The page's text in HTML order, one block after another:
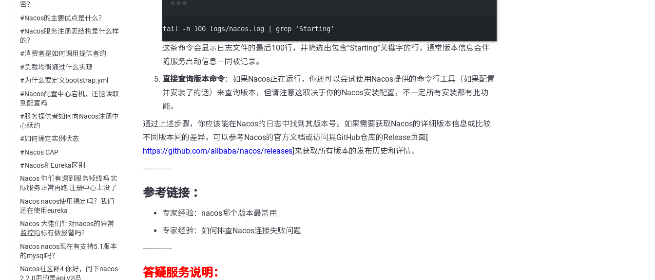
密？
#Nacos的主要优点是什么？
#Nacos服务注册表结构是什么样
的？
#消费者是如何调用提供者的
#负载均衡通过什么实现
#为什么要定义bootstrap.yml
#Nacos配置中心宕机，还能读取
到配置吗
#服务提供者如何向Nacos注册中
心续约
#如何确定实例状态
#Nacos CAP
#Nacos和Eureka区别
Nacos 你们有遇到服务掉线吗 实
际服务正常再跑 注册中心上没了
Nacos nacos使用稳定吗？我们
还在使用eureka
Nacos 大佬们针对nacos的异常
监控指标有做报警吗？
Nacos nacos现在有支持5.1版本
的mysql吗？
Nacos社区群4 你好，问下nacos
2.2.0用的是api v2吗
tail -n 100 logs/nacos.log grep 'Starting'
这条命令会显示日志文件的最后100行，并筛选出包含“Starting”关键字的行，通常版本信息会伴
随服务启动信息一同被记录。
直接查询版本命令：如果Nacos正在运行，你还可以尝试使用Nacos提供的命令行工具（如果配置
并安装了的话）来查询版本，但请注意这取决于你的Nacos安装配置，不一定所有安装都有此功
能。
通过上述步骤，你应该能在Nacos的日志中找到其版本号。如果需要获取Nacos的详细版本信息或比较
不同版本间的差异，可以参考Nacos的官方文档或访问其GitHub仓库的Release页面[
https://github.com/alibaba/nacos/releases]来获取所有版本的发布历史和详情。
---------------
参考链接 ：
专家经验：nacos哪个版本最常用
专家经验：如何排查Nacos连接失败问题
---------------
答疑服务说明：